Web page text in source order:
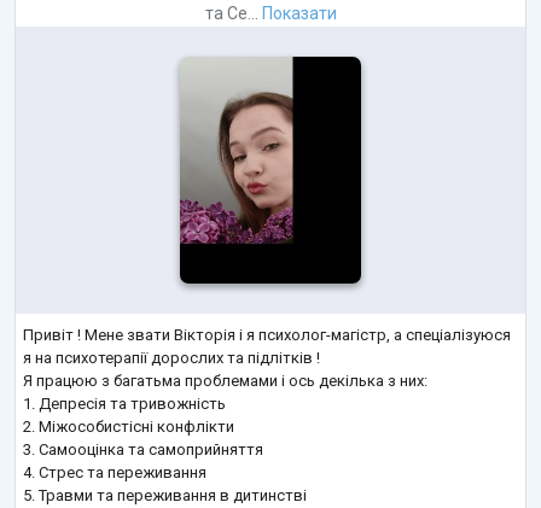
таСе... Показати
Привіт ! Мене звати Вікторія і я психолог-магістр, а спеціалізуюся
я на психотерапії дорослих та підлітків !
Я працюю з багатьма проблемами і ось декілька з них:
1. Депресія та тривожність
2. Міжособистісні конфлікти
3. Самооцінка та самоприйняття
4. Стрес та переживання
5. Травми та переживання в дитинстві